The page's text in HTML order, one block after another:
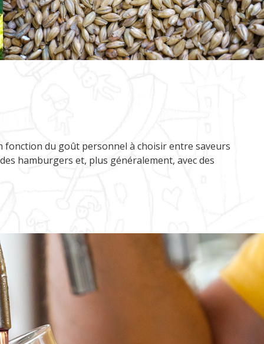
fonction du goût personnel à choisir entre saveurs
hamburgers et, plus généralement, avec des